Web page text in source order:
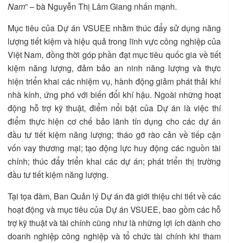
Nam” – bà Nguyễn Thị Lâm Giang nhấn mạnh.
Mục tiêu của Dự án VSUEE nhằm thúc đẩy sử dụng năng
lượng tiết kiệm và hiệu quả trong lĩnh vực công nghiệp của
Việt Nam, đồng thời góp phần đạt mục tiêu quốc gia về tiết
kiệm năng lượng, đảm bảo an ninh năng lượng và thực
hiện triển khai các nhiệm vụ, hành động giảm phát thải khí
nhà kính, ứng phó với biến đổi khí hậu. Ngoài những hoạt
động hỗ trợ kỹ thuật, điểm nổi bật của Dự án là việc thí
điểm thực hiện cơ chế bảo lãnh tín dụng cho các dự án
đầu tư tiết kiệm năng lượng; tháo gỡ rào cản về tiếp cận
vốn vay thương mại; tạo động lực huy động các nguồn tài
chính; thúc đẩy triển khai các dự án; phát triển thị trường
đầu tư tiết kiệm năng lượng.
Tại tọa đàm, Ban Quản lý Dự án đã giới thiệu chi tiết về các
hoạt động và mục tiêu của Dự án VSUEE, bao gồm các hỗ
trợ kỹ thuật và tài chính cũng như là những lợi ích dành cho
doanh nghiệp công nghiệp và tổ chức tài chính khi tham